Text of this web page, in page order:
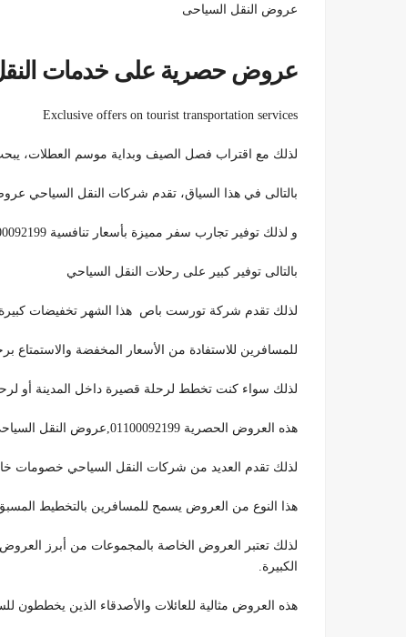
عروض النقل السياحى
عروض حصرية على خدمات
Exclusive offers on tourist transportation services
لذلك مع اقتراب فصل الصيف وبداية موسم العطلات،
بالتالى في هذا السياق، تقدم شركات النقل السياحي
و لذلك توفير تجارب سفر مميزة بأسعار تنافسية 01100092199,عروض النقل السياحى.
بالتالى توفير كبير على رحلات النقل السياحي
لذلك تقدم شركة تورست باص هذا الشهر تخفيضات كبيرة تصل إلى 50% على خدماتها،بالتالى مما
للمسافرين للاستفادة من الأسعار المخفضة والاستمتاع
لذلك سواء كنت تخطط لرحلة قصيرة داخل المدينة أو
هذه العروض الحصرية 01100092199,عروض النقل السياحى.
لذلك تقدم العديد من شركات النقل السياحي خصومات
هذا النوع من العروض يسمح للمسافرين بالتخطيط
لذلك تعتبر العروض الخاصة بالمجموعات من أبرز
الكبيرة.
هذه العروض مثالية للعائلات والأصدقاء الذين يخططون